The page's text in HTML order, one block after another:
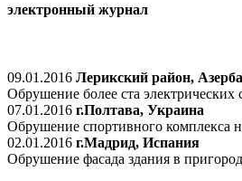
электронный журнал
09.01.2016 Лерикский район,
Обрушение более ста электрических
07.01.2016 г.Полтава, Украина
Обрушение спортивного комплекса
02.01.2016 г.Мадрид, Испания
Обрушение фасада здания в